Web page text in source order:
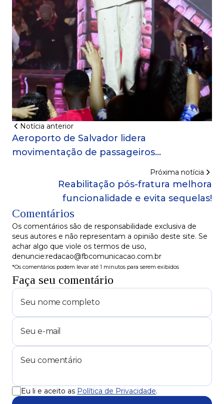
Notícia anterior
Aeroporto de Salvador lidera
movimentação de passageiros
Próxima notícia
Reabilitação pós-fratura melhora
funcionalidade e evita sequelas!
Comentários
Os comentários são de responsabilidade exclusiva de
seus autores e não representam a opinião deste site. Se
achar algo que viole os termos de uso,
denuncie:redacao@fbcomunicacao.com.br
*Os comentários podem levar até 1 minutos para serem exibidos
Faça seu comentário
Eu li e aceito as Política de Privacidade.